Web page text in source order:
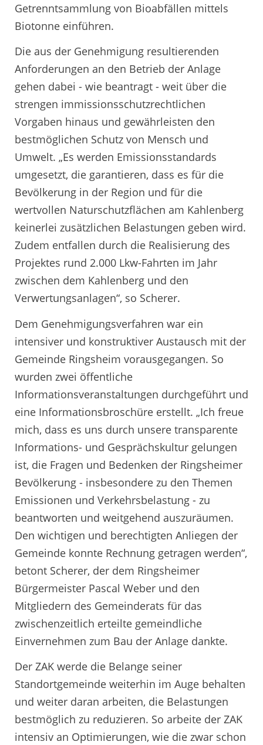
Getrenntsammlung von Bioabfällen mittels
Biotonne einführen.
Die aus der Genehmigung resultierenden
Anforderungen an den Betrieb der Anlage
gehen dabei - wie beantragt - weit über die
strengen immissionsschutzrechtlichen
Vorgaben hinaus und gewährleisten den
bestmöglichen Schutz von Mensch und
Umwelt. „Es werden Emissionsstandards
umgesetzt, die garantieren, dass es für die
Bevölkerung in der Region und für die
wertvollen Naturschutzflächen am Kahlenberg
keinerlei zusätzlichen Belastungen geben wird.
Zudem entfallen durch die Realisierung des
Projektes rund 2.000 Lkw-Fahrten im Jahr
zwischen dem Kahlenberg und den
Verwertungsanlagen“, so Scherer.
Dem Genehmigungsverfahren war ein
intensiver und konstruktiver Austausch mit der
Gemeinde Ringsheim vorausgegangen. So
wurden zwei öffentliche
Informationsveranstaltungen durchgeführt und
eine Informationsbroschüre erstellt. „Ich freue
mich, dass es uns durch unsere transparente
Informations- und Gesprächskultur gelungen
ist, die Fragen und Bedenken der Ringsheimer
Bevölkerung - insbesondere zu den Themen
Emissionen und Verkehrsbelastung - zu
beantworten und weitgehend auszuräumen.
Den wichtigen und berechtigten Anliegen der
Gemeinde konnte Rechnung getragen werden“,
betont Scherer, der dem Ringsheimer
Bürgermeister Pascal Weber und den
Mitgliedern des Gemeinderats für das
zwischenzeitlich erteilte gemeindliche
Einvernehmen zum Bau der Anlage dankte.
Der ZAK werde die Belange seiner
Standortgemeinde weiterhin im Auge behalten
und weiter daran arbeiten, die Belastungen
bestmöglich zu reduzieren. So arbeite der ZAK
intensiv an Optimierungen, wie die zwar schon